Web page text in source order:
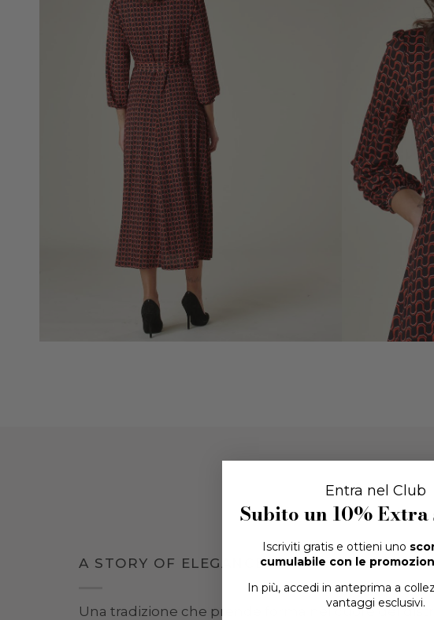
A STORY OF ELEGANCE
Una tradizione che prende forma nel cuore del
Entra nel Club
Subito un 10% Extra
Iscriviti gratis e ottieni uno
cumulabile con le
In più, accedi in anteprima a
vantaggi esclusivi.